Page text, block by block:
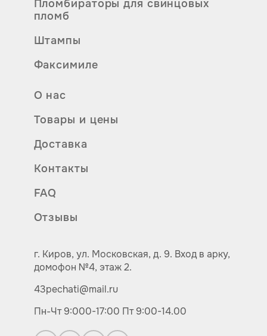
Пломбираторы для свинцовых
пломб
Факсимиле
Штампы
О нас
Товары и цены
Доставка
Контакты
FAQ
Отзывы
г. Киров, ул. Московская, д. 9. Вход в арку,
домофон №4, этаж 2.
43pechati@mail.ru
Пн-Чт 9:000-17:00 Пт 9:00-14.00